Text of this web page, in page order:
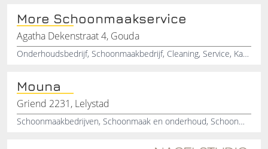
More Schoonmaakservice
Agatha Dekenstraat 4, Gouda
Onderhoudsbedrijf, Schoonmaakbedrijf, Cleaning, Service, Kantoorpanden, Scholen, Thuis, Reiniging
Mouna
Griend 2231, Lelystad
Schoonmaakbedrijven, Schoonmaak en onderhoud, Schoonmaakservice, Glasbewassing